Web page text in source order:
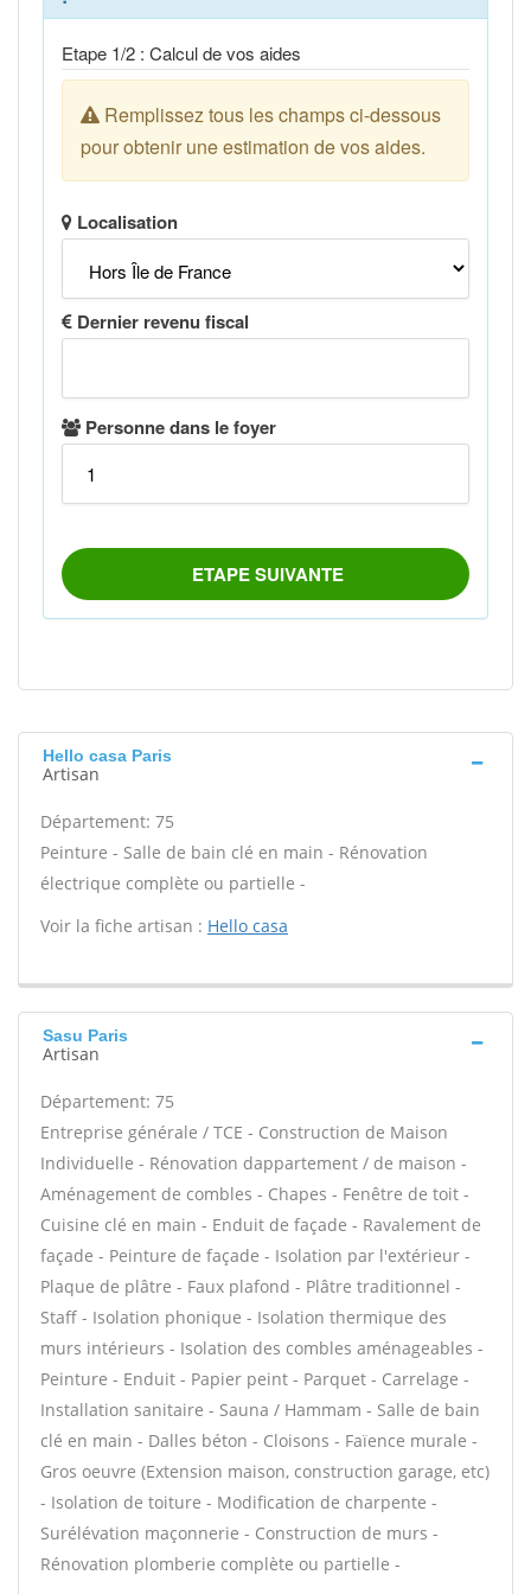
Hello casa Paris
Artisan
Département: 75
Peinture - Salle de bain clé en main - Rénovation
électrique complète ou partielle -
Voir la fiche artisan : Hello casa
Sasu Paris
Artisan
Département: 75
Entreprise générale / TCE - Construction de Maison
Individuelle - Rénovation dappartement / de maison -
Aménagement de combles - Chapes - Fenêtre de toit -
Cuisine clé en main - Enduit de façade - Ravalement de
façade - Peinture de façade - Isolation par l'extérieur -
Plaque de plâtre - Faux plafond - Plâtre traditionnel -
Staff - Isolation phonique - Isolation thermique des
murs intérieurs - Isolation des combles aménageables -
Peinture - Enduit - Papier peint - Parquet - Carrelage -
Installation sanitaire - Sauna / Hammam - Salle de bain
clé en main - Dalles béton - Cloisons - Faïence murale -
Gros oeuvre (Extension maison, construction garage, etc)
- Isolation de toiture - Modification de charpente -
Surélévation maçonnerie - Construction de murs -
Rénovation plomberie complète ou partielle -